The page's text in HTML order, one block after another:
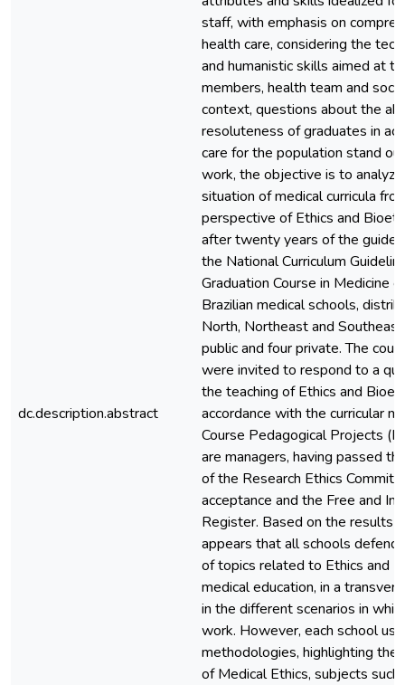
dc.description.abstract
staff, with emphasis on
health care, considering the
and humanistic skills aimed at
members, health team and
context, questions about the
resoluteness of graduates in
care for the population stand
work, the objective is to
situation of medical curricula
perspective of Ethics and
after twenty years of the
the National Curriculum
Graduation Course in Medicine
Brazilian medical schools,
North, Northeast and
public and four private. The
were invited to respond to a
the teaching of Ethics and
accordance with the curricular
Course Pedagogical Projects
are managers, having passed
of the Research Ethics
acceptance and the Free and
Register. Based on the results
appears that all schools
of topics related to Ethics and
medical education, in a
in the different scenarios in
work. However, each school
methodologies, highlighting the
of Medical Ethics, subjects such